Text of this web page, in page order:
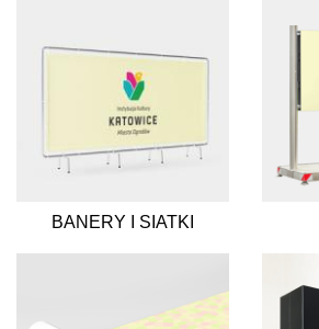
BANERY I SIATKI